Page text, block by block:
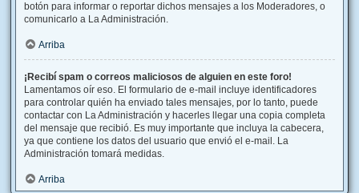
botón para informar o reportar dichos mensajes a los Moderadores, o
comunicarlo a La Administración.
Arriba
¡Recibí spam o correos maliciosos de alguien en este foro!
Lamentamos oír eso. El formulario de e-mail incluye identificadores
para controlar quién ha enviado tales mensajes, por lo tanto, puede
contactar con La Administración y hacerles llegar una copia completa
del mensaje que recibió. Es muy importante que incluya la cabecera,
ya que contiene los datos del usuario que envió el e-mail. La
Administración tomará medidas.
Arriba